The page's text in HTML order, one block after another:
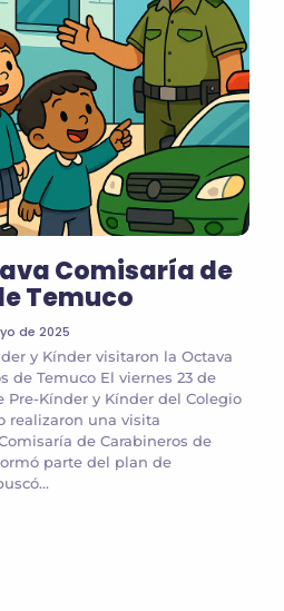
Comisaría de
Temuco
de 2025
y Kínder visitaron la Octava
de Temuco El viernes 23 de
Pre-Kínder y Kínder del Colegio
realizaron una visita
de Carabineros de
parte del plan de